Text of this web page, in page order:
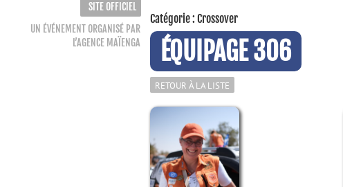
SITE OFFICIEL
UN ÉVÉNEMENT ORGANISÉ PAR
L’AGENCE MAÏENGA
Catégorie : Crossover
ÉQUIPAGE 306
RETOUR À LA LISTE